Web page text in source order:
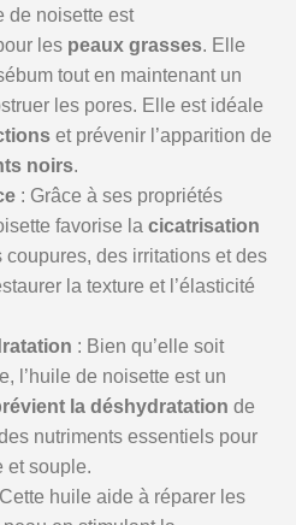
de noisette est
les peaux grasses. Elle
tout en maintenant un
les pores. Elle est idéale
et prévenir l’apparition de
noirs.
: Grâce à ses propriétés
favorise la cicatrisation
des irritations et des
la texture et l’élasticité
: Bien qu’elle soit
l’huile de noisette est un
la déshydratation de
nutriments essentiels pour
et souple.
huile aide à réparer les